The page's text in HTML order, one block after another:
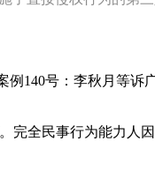
140号：李秋月等诉
完全民事行为能力人